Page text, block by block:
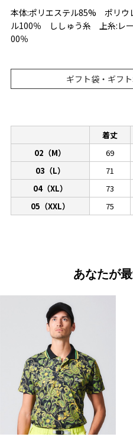
本体:ポリエステル85% ポリ
ル100％ ししゅう糸 上糸:レ
00％
ギフト袋・ギフ
着丈
02（M）
69
03（L）
71
04（XL）
73
05（XXL）
75
あなたが